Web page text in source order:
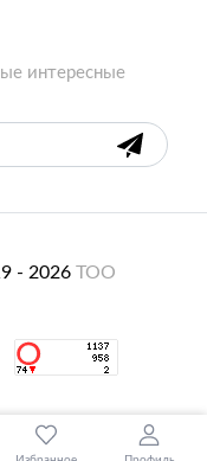
интересные
- 2026 ТОО